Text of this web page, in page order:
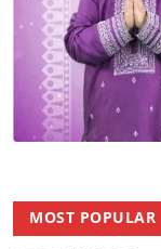
MOST POPULAR